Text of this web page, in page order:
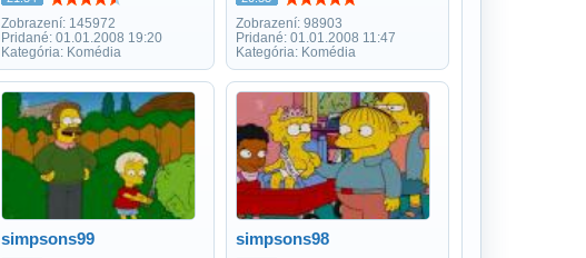
Zobrazení: 145972
Pridané: 01.01.2008 19:20
Kategória: Komédia
Zobrazení: 98903
Pridané: 01.01.2008 11:47
Kategória: Komédia
simpsons99 simpsons98